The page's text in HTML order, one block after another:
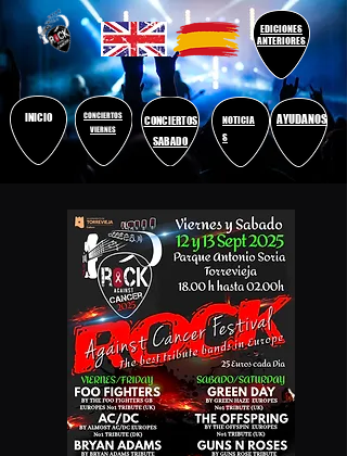
INICIO
CONCIERTOS
VIERNES
CONCIERTOS
SABADO
NOTICIA
S
AYUDANOS
EDICIONES
ANTERIORES